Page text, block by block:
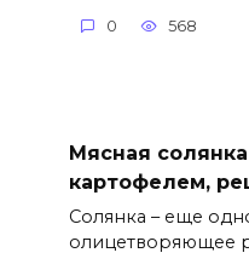
0 568
Мясная
картофелем,
Солянка – еще
олицетворяющее